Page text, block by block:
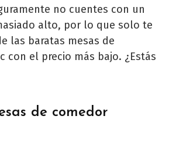
no cuentes con un
alto, por lo que solo te
las baratas mesas de
con el precio más bajo. ¿Estás
de comedor